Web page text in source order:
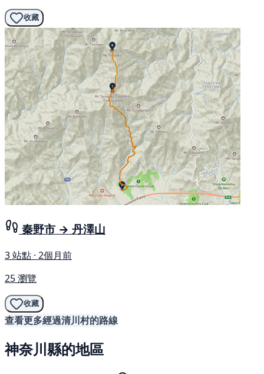
收藏
秦野市 → 丹澤山
3 站點 · 2個月前
25 瀏覽
收藏
查看更多經過清川村的路線
神奈川縣的地區